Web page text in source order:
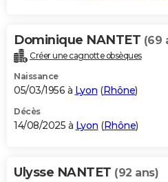
Dominique NANTET (69
Créer une cagnotte obsèques
Naissance
05/03/1956 à Lyon (Rhône)
Décès
14/08/2025 à Lyon (Rhône)
Ulysse NANTET (92 ans)